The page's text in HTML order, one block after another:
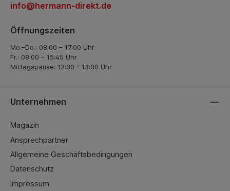
info@hermann-direkt.de
Öffnungszeiten
Mo.–Do.: 08:00 – 17:00 Uhr
Fr.: 08:00 – 15:45 Uhr
Mittagspause: 12:30 - 13:00 Uhr
Unternehmen
Magazin
Ansprechpartner
Allgemeine Geschäftsbedingungen
Datenschutz
Impressum